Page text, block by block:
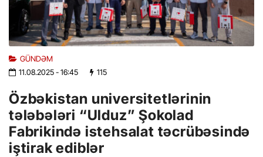
GÜNDƏM
11.08.2025- 16:45 115
Özbəkistan universitetlərinin
tələbələri “Ulduz” Şokolad
Fabrikində istehsalat təcrübəsində
iştirak ediblər